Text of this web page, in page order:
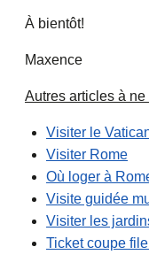
À bientôt!
Maxence
Autres articles à
Visiter le
Visiter Rome
Où loger à
Visite guidée
Visiter les
Ticket coupe